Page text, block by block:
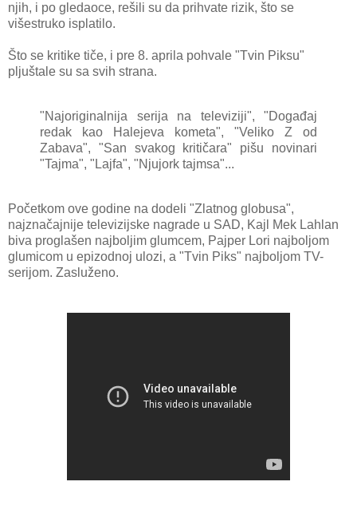
njih, i po gledaoce, rešili su da prihvate rizik, što se
višestruko isplatilo.
Što se kritike tiče, i pre 8. aprila pohvale "Tvin Piksu"
pljuštale su sa svih strana.
"Najoriginalnija serija na televiziji", "Događaj
redak kao Halejeva kometa", "Veliko Z od
Zabava", "San svakog kritičara" pišu novinari
"Tajma", "Lajfa", "Njujork tajmsa"...
Početkom ove godine na dodeli "Zlatnog globusa",
najznačajnije televizijske nagrade u SAD, Kajl Mek Lahlan
biva proglašen najboljim glumcem, Pajper Lori najboljom
glumicom u epizodnoj ulozi, a "Tvin Piks" najboljom TV-
serijom. Zasluženo.